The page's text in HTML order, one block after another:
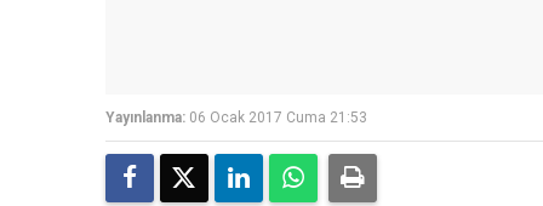
Yayınlanma: 06 Ocak 2017 Cuma 21:53